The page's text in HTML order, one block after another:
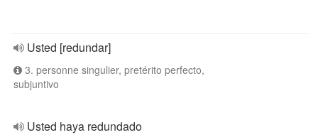
Usted [redundar]
3. personne singulier, pretérito perfecto,
subjuntivo
Usted haya redundado